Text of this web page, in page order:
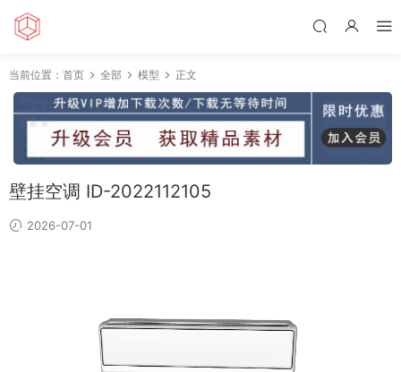
当前位置： 首页 全部 模型 正文
壁挂空调 ID-2022112105
2026-07-01